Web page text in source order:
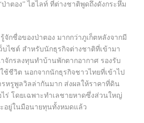
ป่าตอง” ไฮไลท์ ที่ต่างชาติพูดถึงดังกระหึ่ม
จักชื่อของป่าตอง มากกว่าภูเก็ตหลังจากมี
บไซต์ สำหรับนักธุรกิจต่างชาติที่เข้ามา
จักรลงทุนทำบ้านพักตากอากาศ รองรับ
ช้ชีวิต นอกจากนักธุรกิจชาวไทยที่เข้าไป
หรูพูลวิลล่ากันมาก ส่งผลให้ราคาที่ดิน
ร่ โดยเฉพาะทำเลชายหาดซึ่งส่วนใหญ่
อยู่ในมือนายทุนทั้งหมดแล้ว